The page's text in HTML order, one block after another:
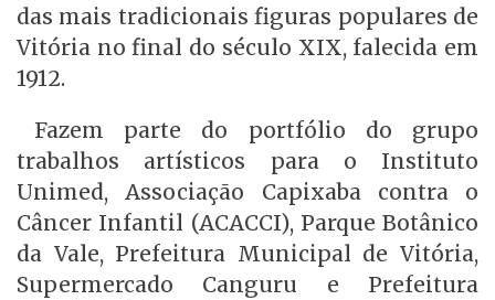
das mais tradicionais figuras populares de
Vitória no final do século XIX, falecida em
1912.
Fazem parte do portfólio do grupo
trabalhos artísticos para o Instituto
Unimed, Associação Capixaba contra o
Câncer Infantil (ACACCI), Parque Botânico
da Vale, Prefeitura Municipal de Vitória,
Supermercado Canguru e Prefeitura